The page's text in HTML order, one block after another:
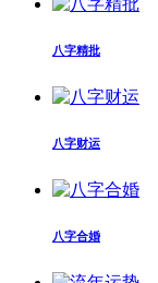
八字精批
八字财运
八字合婚